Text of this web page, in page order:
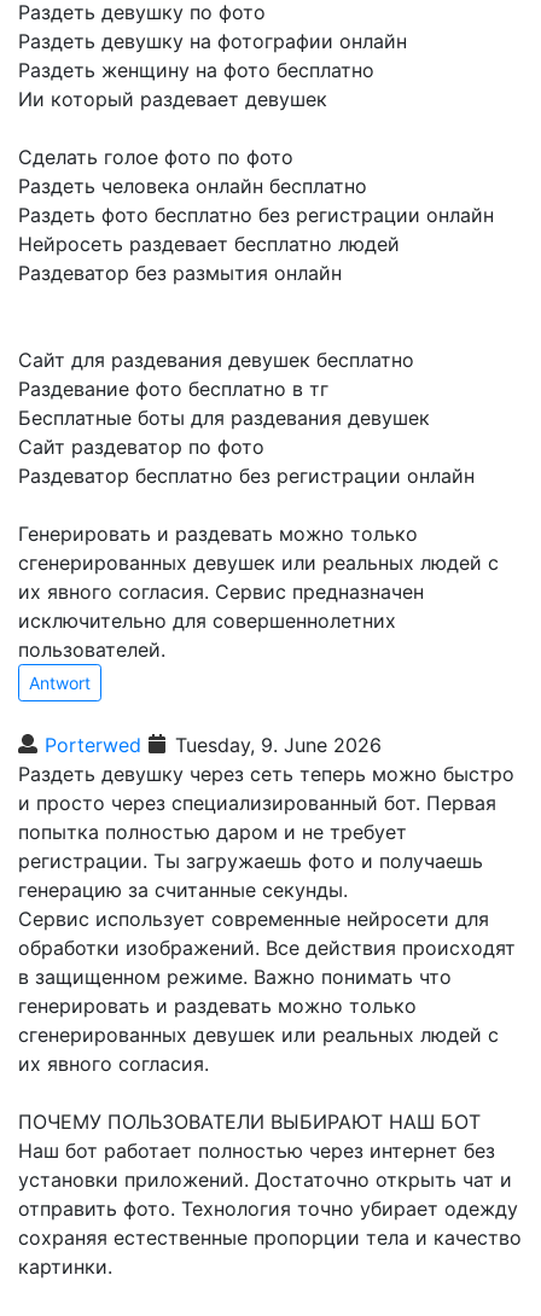
Раздеть девушку по фото
Раздеть девушку на фотографии онлайн
Раздеть женщину на фото бесплатно
Ии который раздевает девушек
Сделать голое фото по фото
Раздеть человека онлайн бесплатно
Раздеть фото бесплатно без регистрации онлайн
Нейросеть раздевает бесплатно людей
Раздеватор без размытия онлайн
Сайт для раздевания девушек бесплатно
Раздевание фото бесплатно в тг
Бесплатные боты для раздевания девушек
Сайт раздеватор по фото
Раздеватор бесплатно без регистрации онлайн
Генерировать и раздевать можно только
сгенерированных девушек или реальных людей с
их явного согласия. Сервис предназначен
исключительно для совершеннолетних
пользователей.
Antwort
Porterwed
Tuesday, 9. June 2026
Раздеть девушку через сеть теперь можно быстро
и просто через специализированный бот. Первая
попытка полностью даром и не требует
регистрации. Ты загружаешь фото и получаешь
генерацию за считанные секунды.
Сервис использует современные нейросети для
обработки изображений. Все действия происходят
в защищенном режиме. Важно понимать что
генерировать и раздевать можно только
сгенерированных девушек или реальных людей с
их явного согласия.
ПОЧЕМУ ПОЛЬЗОВАТЕЛИ ВЫБИРАЮТ НАШ БОТ
Наш бот работает полностью через интернет без
установки приложений. Достаточно открыть чат и
отправить фото. Технология точно убирает одежду
сохраняя естественные пропорции тела и качество
картинки.